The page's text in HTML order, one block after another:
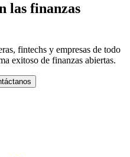
las finanzas
fintechs y empresas de todo
exitoso de finanzas abiertas.